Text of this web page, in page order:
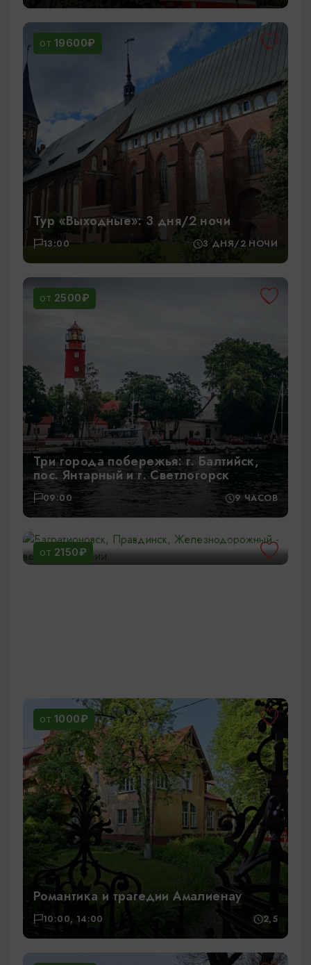
ОТ 19600₽
Тур «Выходные»: 3 дня/2 ночи
13:00 3 ДНЯ/2 НОЧИ
ОТ 2500₽
Три города побережья: г. Балтийск,
пос. Янтарный и г. Светлогорск
09:00 9 ЧАСОВ
ОТ 2150₽
Багратионовск, Правдинск,
Железнодорожный - вековые истории
12:00 6 ЧАСОВ
ОТ 1000₽
Романтика и трагедии Амалиенау
10:00, 14:00 2,5